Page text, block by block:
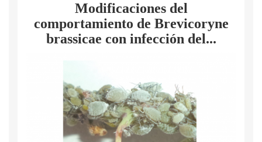
Modificaciones del
comportamiento de Brevicoryne
brassicae con infección del...